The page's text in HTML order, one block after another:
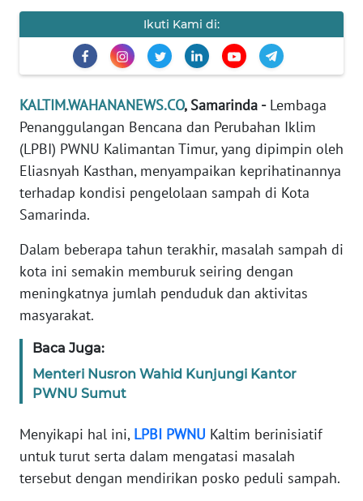
Ikuti Kami di:
KALTIM.WAHANANEWS.CO, Samarinda -Lembaga
Penanggulangan Bencana dan Perubahan Iklim
(LPBI) PWNU Kalimantan Timur, yang dipimpin oleh
Eliasnyah Kasthan, menyampaikan keprihatinannya
terhadap kondisi pengelolaan sampah di Kota
Samarinda.
Dalam beberapa tahun terakhir, masalah sampah di
kota ini semakin memburuk seiring dengan
meningkatnya jumlah penduduk dan aktivitas
masyarakat.
Baca Juga:
Menteri Nusron Wahid Kunjungi Kantor
PWNU Sumut
Menyikapi hal ini, LPBI PWNU Kaltim berinisiatif
untuk turut serta dalam mengatasi masalah
tersebut dengan mendirikan posko peduli sampah.
KAMI
PEDOMAN
REDAKSI
KARIR
DISCLAIMER
Wahana
News
Regional
SUMUT
WN
WN
JABAR